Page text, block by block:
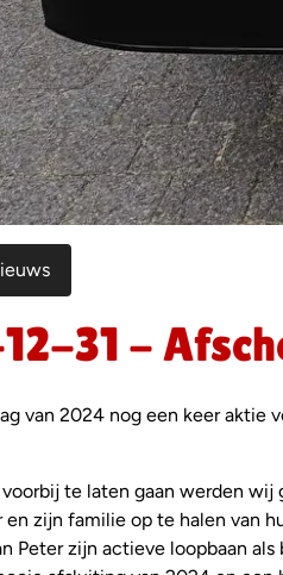
31 -
van 2024 nog een keer aktie
te laten gaan werden wij
en zijn familie op te halen van
Peter zijn actieve loopbaan